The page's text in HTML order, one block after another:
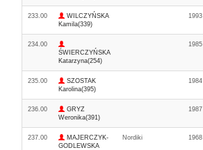
233.00
WILCZYŃSKA
Kamila(339)
1993
234.00
ŚWIERCZYŃSKA
Katarzyna(254)
1985
235.00
SZOSTAK
Karolina(395)
1984
236.00
GRYZ
Weronika(391)
1987
237.00
MAJERCZYK-
GODLEWSKA
Nordiki 1968